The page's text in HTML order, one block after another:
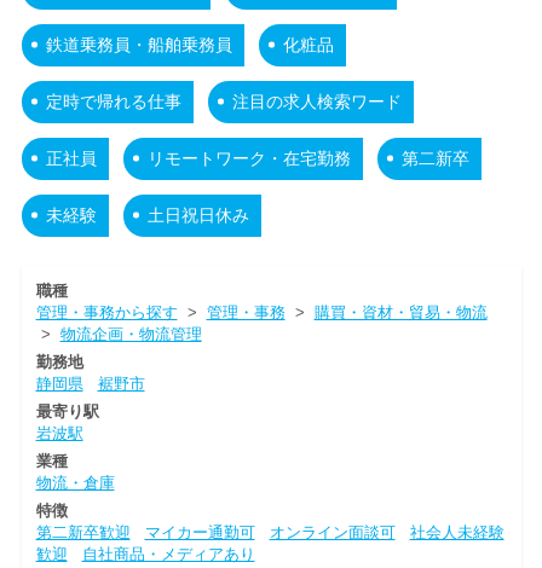
鉄道乗務員・船舶乗務員 化粧品
定時で帰れる仕事 注目の求人検索ワード
正社員 リモートワーク・在宅勤務 第二新卒
未経験 土日祝日休み
職種
管理・事務から探す > 管理・事務> 購買・資材・貿易・物流
> 物流企画・物流管理
勤務地
静岡県
裾野市
最寄り駅
岩波駅
業種
物流・倉庫
特徴
第二新卒歓迎
マイカー通勤可 オンライン面談可
社会人未経験
歓迎
自社商品・メディアあり